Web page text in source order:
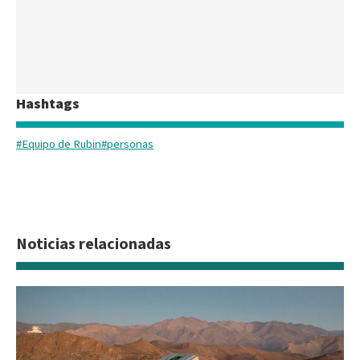
Hashtags
#Equipo de Rubin#personas
Noticias relacionadas